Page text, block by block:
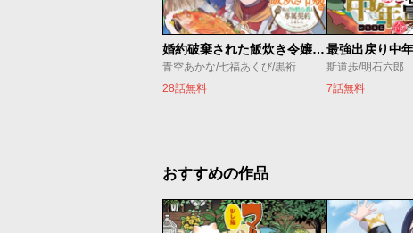
婚約破棄された飯炊き令嬢の私は冷酷公爵と専属契約しました～ですが胃袋を掴んだ結果、冷たかった公爵様がどんどん優しくなっています～
青空あかな/七福あくび/黒裄
28話無料
斯道歩/明石六郎
7話無料
おすすめの作品